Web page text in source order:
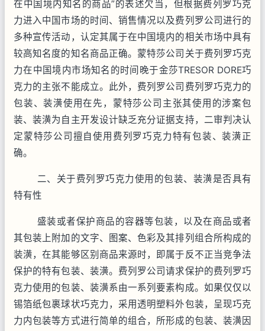
在中国境内知名的商品”的表述欠当，但根据费列罗巧克
力进入中国市场的时间、销售情况以及费列罗公司进行的
多种宣传活动，认定其属于在中国境内的相关市场中具有
较高知名度的知名商品正确。蒙特莎公司关于费列罗巧克
力在中国境内市场知名的时间晚于金莎TRESOR DORE巧
克力的主张不能成立。此外，费列罗公司费列罗巧克力的
包装、装潢使用在先，蒙特莎公司主张其使用的涉案包
装、装潢为自主开发设计缺乏充分证据支持，二审判决认
定蒙特莎公司擅自使用费列罗巧克力特有包装、装潢正
确。
二、关于费列罗巧克力使用的包装、装潢是否具有
特有性
盛装或者保护商品的容器等包装，以及在商品或者
其包装上附加的文字、图案、色彩及其排列组合所构成的
装潢，在其能够区别商品来源时，即属于反不正当竞争法
保护的特有包装、装潢。费列罗公司请求保护的费列罗巧
克力使用的包装、装潢系由一系列要素构成。如果仅仅以
锡箔纸包裹球状巧克力，采用透明塑料外包装，呈现巧克
力内包装等方式进行简单的组合，所形成的包装、装潢因